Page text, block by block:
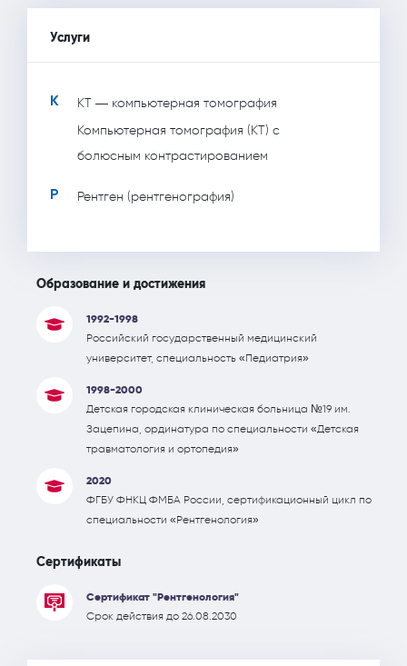
Услуги
К
КТ — компьютерная томография
Компьютерная томография (КТ) с
болюсным контрастированием
Р Рентген (рентгенография)
Образование и достижения
1992-1998
Российский государственный медицинский
университет, специальность «Педиатрия»
1998-2000
Детская городская клиническая больница №19 им.
Зацепина, ординатура по специальности «Детская
травматология и ортопедия»
2020
ФГБУ ФНКЦ ФМБА России, сертификационный цикл по
специальности «Рентгенология»
Сертификаты
Сертификат "Рентгенология"
Срок действия до 26.08.2030